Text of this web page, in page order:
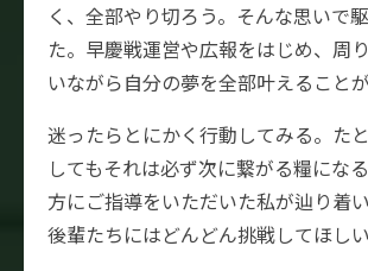
く、全部やり切ろう。そんな思いで
た。早慶戦運営や広報をはじめ、周
いながら自分の夢を全部叶えること
迷ったらとにかく行動してみる。た
してもそれは必ず次に繋がる糧にな
方にご指導をいただいた私が辿り着い
後輩たちにはどんどん挑戦してほしい